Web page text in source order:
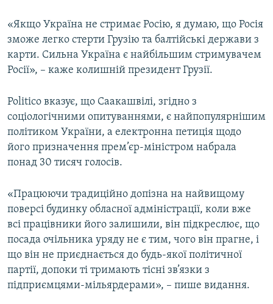
«Якщо Україна не стримає Росію, я думаю, що Росія
зможе легко стерти Грузію та балтійські держави з
карти. Сильна Україна є найбільшим стримувачем
Росії», – каже колишній президент Грузії.
Politico вказує, що Саакашвілі, згідно з
соціологічними опитуваннями, є найпопулярнішим
політиком України, а електронна петиція щодо
його призначення прем’єр-міністром набрала
понад 30 тисяч голосів.
«Працюючи традиційно допізна на найвищому
поверсі будинку обласної адміністрації, коли вже
всі працівники його залишили, він підкреслює, що
посада очільника уряду не є тим, чого він прагне, і
що він не приєднається до будь-якої політичної
партії, допоки ті тримають тісні зв’язки з
підприємцями-мільярдерами», – пише видання.